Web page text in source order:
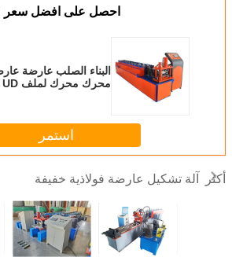
احصل على افضل سعر
البناء الصلب عارضة
محرك محرك لملف CD / UD
استمر
أكثر آلة تشكيل عارضة فولاذية خفيفة